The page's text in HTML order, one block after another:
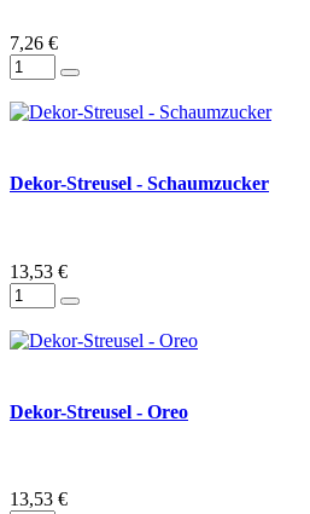
7,26 €
Dekor-Streusel - Schaumzucker
13,53 €
Dekor-Streusel - Oreo
13,53 €